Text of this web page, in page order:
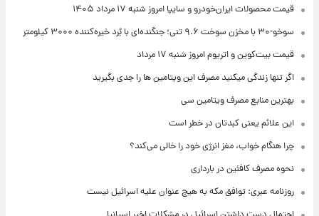
قیمت محصولات ایران‌خودرو و سایپا امروز شنبه ۱۷ مرداد ۱۴۰۵
سوخو-۳۰ با مخزن سوخت ۹.۶ تنی؛ جنگنده‌ای با بُرد خیره‌کننده ۳۰۰۰ کیلومتر
قیمت بیت‌کوین و اتریوم امروز شنبه ۱۷ مرداد
اگر تنها زندگی میکنید مصرف این ویتامین ها را جدی بگیرید
بهترین منابع مصرف ویتامین سی
این علائم یعنی کبدتان در خطر است
چرا هنگام خواب، مغز انرژی خود را خالی می‌کند؟
نحوه مصرف کافئین در بارداری
روزنامه عبری: توافق مکه به هیچ عنوان علیه اسرائیل نیست